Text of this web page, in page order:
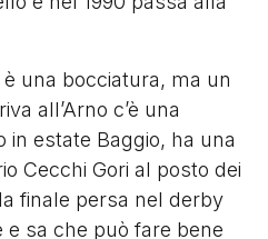
una bocciatura, ma un
all’Arno c’è una
in estate Baggio, ha una
Cecchi Gori al posto dei
finale persa nel derby
sa che può fare bene